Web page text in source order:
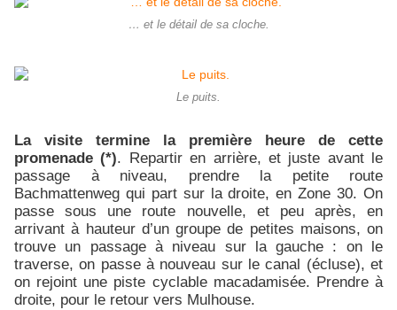
… et le détail de sa cloche.
Le puits.
La visite termine la première heure de cette
promenade (*). Repartir en arrière, et juste avant le
passage à niveau, prendre la petite route
Bachmattenweg qui part sur la droite, en Zone 30. On
passe sous une route nouvelle, et peu après, en
arrivant à hauteur d’un groupe de petites maisons, on
trouve un passage à niveau sur la gauche : on le
traverse, on passe à nouveau sur le canal (écluse), et
on rejoint une piste cyclable macadamisée. Prendre à
droite, pour le retour vers Mulhouse.